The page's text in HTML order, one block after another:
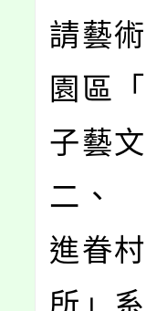
請藝
園區
子藝
二、
進眷